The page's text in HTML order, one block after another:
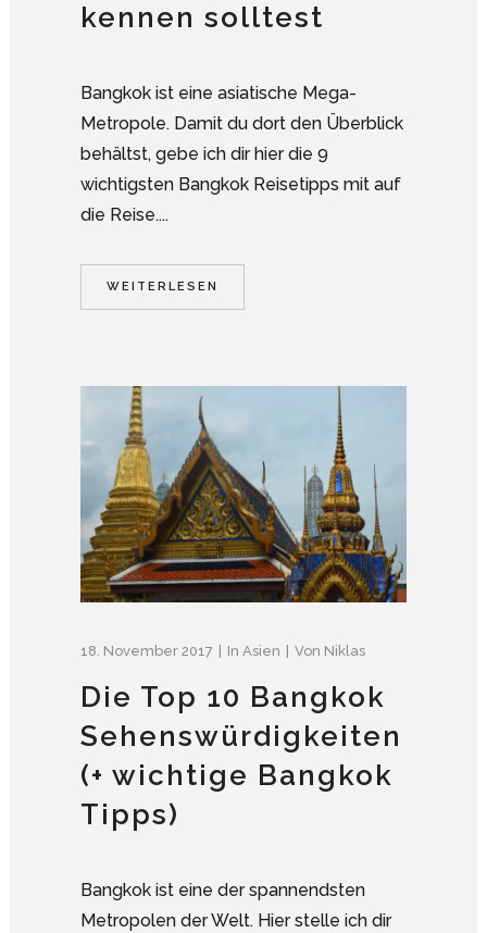
kennen solltest
Bangkok ist eine asiatische Mega-
Metropole. Damit du dort den Überblick
behältst, gebe ich dir hier die 9
wichtigsten Bangkok Reisetipps mit auf
die Reise....
WEITERLESEN
18. November 2017 In Asien Von Niklas
Die Top 10 Bangkok
Sehenswürdigkeiten
(+ wichtige Bangkok
Tipps)
Bangkok ist eine der spannendsten
Metropolen der Welt. Hier stelle ich dir